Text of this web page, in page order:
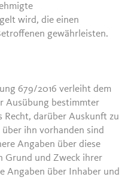
wird, die einen
gewährleisten.
679/2016 verleiht dem
Ausübung bestimmter
Recht, darüber Auskunft zu
ihn vorhanden sind
Angaben über diese
Grund und Zweck ihrer
Angaben über Inhaber und